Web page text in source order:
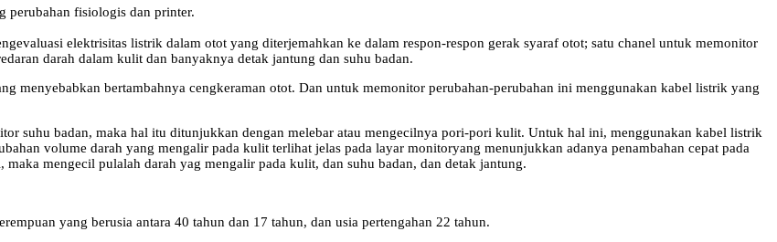
perubahan fisiologis dan printer.
elektrisitas listrik dalam otot yang diterjemahkan ke dalam respon-respon gerak syaraf otot; satu chanel untuk memonitor
darah dalam kulit dan banyaknya detak jantung dan suhu badan.
menyebabkan bertambahnya cengkeraman otot. Dan untuk memonitor perubahan-perubahan ini menggunakan kabel listrik yang
suhu badan, maka hal itu ditunjukkan dengan melebar atau mengecilnya pori-pori kulit. Untuk hal ini, menggunakan kabel listrik
volume darah yang mengalir pada kulit terlihat jelas pada layar monitoryang menunjukkan adanya penambahan cepat pada
mengecil pulalah darah yag mengalir pada kulit, dan suhu badan, dan detak jantung.
yang berusia antara 40 tahun dan 17 tahun, dan usia pertengahan 22 tahun.